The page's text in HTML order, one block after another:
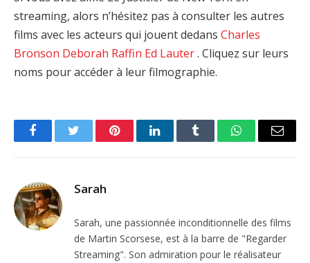
streaming, alors n’hésitez pas à consulter les autres
films avec les acteurs qui jouent dedans Charles
Bronson Deborah Raffin Ed Lauter. Cliquez sur leurs
noms pour accéder à leur filmographie.
FacebookTwitter PinterestLinkedInTumblr WhatsAppEmail
Sarah
Sarah, une passionnée inconditionnelle des films
de Martin Scorsese, est à la barre de "Regarder
Streaming". Son admiration pour le réalisateur